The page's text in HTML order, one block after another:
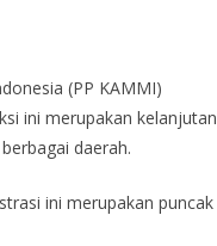
(PP KAMMI)
ini merupakan kelanjutan
daerah.
ini merupakan puncak